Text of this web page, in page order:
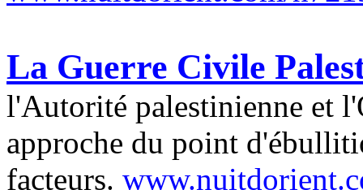
La Guerre Civile
l'Autorité palestinienne et
approche du point
facteurs.